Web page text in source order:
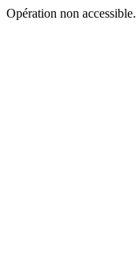
Opération non accessible.